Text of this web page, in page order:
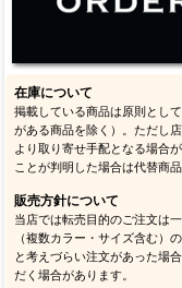
在庫について
掲載している商品は原則とし
がある商品を除く）。ただし
より取り寄せ手配となる場合
ことが判明した場合は代替商
販売方針について
当店では転売目的のご注文は
（複数カラー・サイズ含む）
と考えづらい注文があった場
だく場合があります。